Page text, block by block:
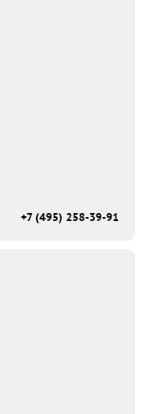
+7 (495) 258-39-91